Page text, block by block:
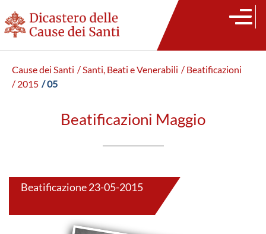
Cause dei Santi / Santi, Beati e Venerabili / Beatificazioni
/ 2015 / 05
Beatificazioni Maggio
Beatificazione 23-05-2015